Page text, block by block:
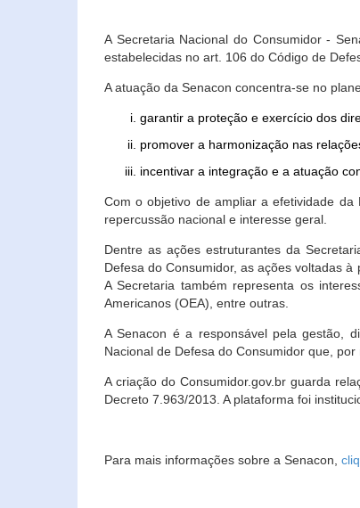
A Secretaria Nacional do Consumidor -
estabelecidas no art. 106 do Código de
A atuação da Senacon concentra-se no
garantir a proteção e exercício dos
promover a harmonização nas
incentivar a integração e a atuação
Com o objetivo de ampliar a efetividade
repercussão nacional e interesse geral.
Dentre as ações estruturantes da
Defesa do Consumidor, as ações voltadas
A Secretaria também representa os
Americanos (OEA), entre outras.
A Senacon é a responsável pela gestão,
Nacional de Defesa do Consumidor que,
A criação do Consumidor.gov.br guarda
Decreto 7.963/2013. A plataforma foi
Para mais informações sobre a Senacon,